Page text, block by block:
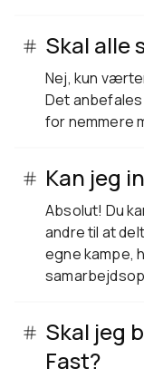
Skal alle
Nej, kun
Det
for nemmere
Kan jeg
Absolut! Du
andre til at
egne kampe,
Skal jeg
Fast?